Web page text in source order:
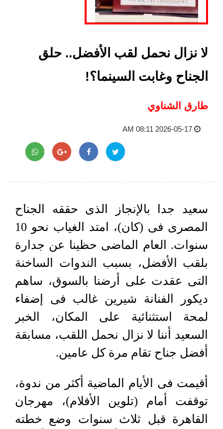
لا نزال نحمل لقب الأفضل.. حلق
الجناح وغابت السينما؟!
طارق الشناوي
2026-05-17 08:11 AM
سعيد جدا بالإنجاز الذى حققه الجناح
المصرى فى (كان)، امتد الغياب نحو 10
سنوات. العام الماضى حظينا عن جدارة
بلقب الأفضل، بسبب الندوات الساخنة
التى عقدت على أرضنا بالسوق، ساهم
ديكور الفنانة شيرين غالب فى إضفاء
لمحة استثنائية على المكان، الخبر
السعيد أننا لا نزال نحمل اللقب، مسابقة
أفضل جناح تقام مرة كل عامين.
أقيمت فى الأيام الماضية أكثر من ندوة،
توقفت أمام (تلوين الأفلام)، مهرجان
القاهرة قبل ثلاث سنوات وضع خطته